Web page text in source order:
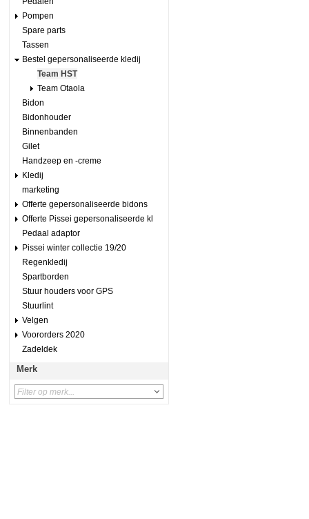
Pompen
Spare parts
Tassen
Bestel gepersonaliseerde kledij
Team HST
Team Otaola
Bidon
Bidonhouder
Binnenbanden
Gilet
Handzeep en -creme
Kledij
marketing
Offerte gepersonaliseerde bidons
Offerte Pissei gepersonaliseerde kl
Pedaal adaptor
Pissei winter collectie 19/20
Regenkledij
Spartborden
Stuur houders voor GPS
Stuurlint
Velgen
Voororders 2020
Zadeldek
Merk